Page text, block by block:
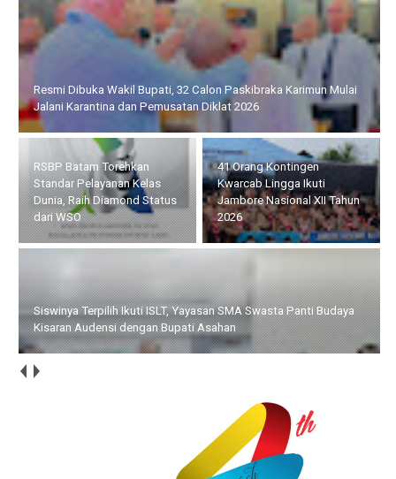
Resmi Dibuka Wakil Bupati, 32 Calon Paskibraka Karimun Mulai
Jalani Karantina dan Pemusatan Diklat 2026
RSBP Batam Torehkan
Standar Pelayanan Kelas
Dunia, Raih Diamond Status
dari WSO
41 Orang Kontingen
Kwarcab Lingga Ikuti
Jambore Nasional XII Tahun
2026
Siswinya Terpilih Ikuti ISLT, Yayasan SMA Swasta Panti Budaya
Kisaran Audensi dengan Bupati Asahan